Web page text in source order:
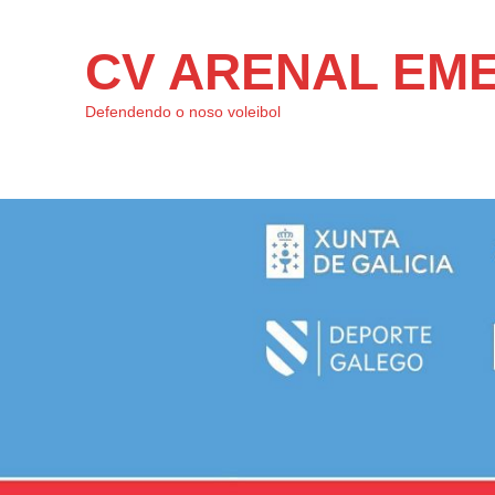
CV ARENAL
Defendendo o noso voleibol